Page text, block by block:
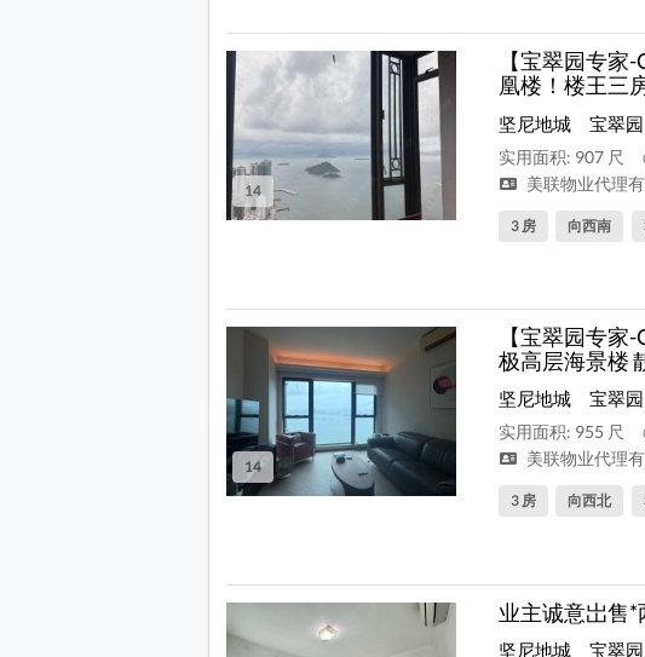
14
【宝翠园专
凰楼！楼王三
坚尼地城 宝翠园
实用面积: 907 尺
美联物业代理
3 房 向西南
14
【宝翠园专
极高层海景楼
坚尼地城 宝翠园
实用面积: 955 尺
美联物业代理
3 房 向西北
业主诚意岀售
坚尼地城 宝翠园